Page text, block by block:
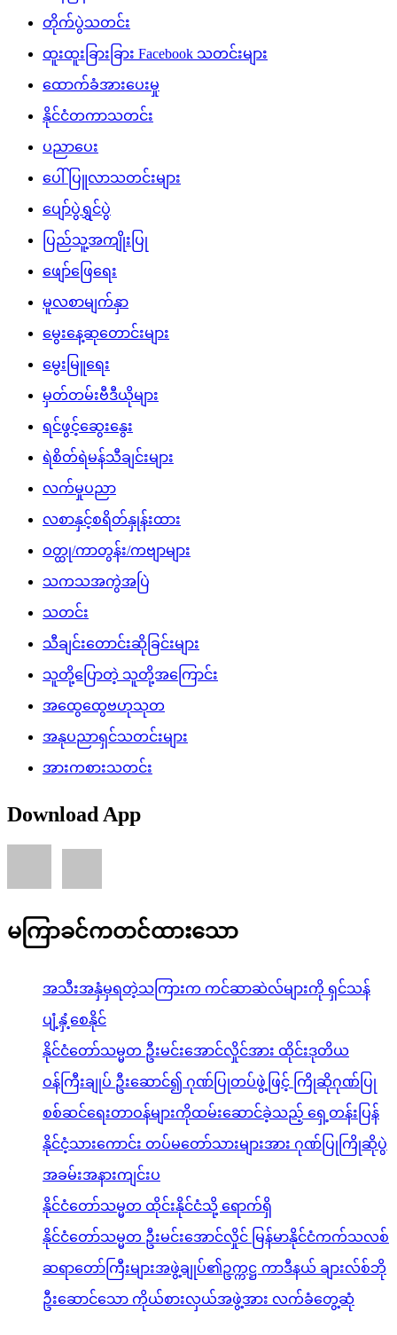
တိုက်ပွဲသတင်း
ထူးထူးခြားခြား Facebook သတင်းများ
ထောက်ခံအားပေးမှု
နိုင်ငံတကာသတင်း
ပညာပေး
ပေါ်ပြူလာသတင်းများ
ပျော်ပွဲရွှင်ပွဲ
ပြည်သူ့အကျိုးပြု
ဖျော်ဖြေရေး
မူလစာမျက်နှာ
မွေးနေ့ဆုတောင်းများ
မွေးမြူရေး
မှတ်တမ်းဗီဒီယိုများ
ရင်ဖွင့်ဆွေးနွေး
ရဲစိတ်ရဲမန်သီချင်းများ
လက်မှုပညာ
လစာနှင့်စရိတ်နှုန်းထား
ဝတ္ထု/ကာတွန်း/ကဗျာများ
သကသအကွဲအပြဲ
သတင်း
သီချင်းတောင်းဆိုခြင်းများ
သူတို့ပြောတဲ့ သူတို့အကြောင်း
အထွေထွေဗဟုသုတ
အနုပညာရှင်သတင်းများ
အားကစားသတင်း
Download App
မကြာခင်ကတင်ထားသော
အသီးအနှံမှရတဲ့သကြားက ကင်ဆာဆဲလ်များကို ရှင်သန်
ပျံ့နှံ့စေနိုင်
နိုင်ငံတော်သမ္မတ ဦးမင်းအောင်လှိုင်အား ထိုင်းဒုတိယ
ဝန်ကြီးချုပ် ဦးဆောင်၍ ဂုဏ်ပြုတပ်ဖွဲ့ဖြင့် ကြိုဆိုဂုဏ်ပြု
စစ်ဆင်ရေးတာဝန်များကိုထမ်းဆောင်ခဲ့သည့် ရှေ့တန်းပြန်
နိုင်ငံ့သားကောင်း တပ်မတော်သားများအား ဂုဏ်ပြုကြိုဆိုပွဲ
အခမ်းအနားကျင်းပ
နိုင်ငံတော်သမ္မတ ထိုင်းနိုင်ငံသို့ ရောက်ရှိ
နိုင်ငံတော်သမ္မတ ဦးမင်းအောင်လှိုင် မြန်မာနိုင်ငံကက်သလစ်
ဆရာတော်ကြီးများအဖွဲ့ချုပ်၏ဥက္ကဋ္ဌ ကာဒီနယ် ချားလ်စ်ဘို
ဦးဆောင်သော ကိုယ်စားလှယ်အဖွဲ့အား လက်ခံတွေ့ဆုံ